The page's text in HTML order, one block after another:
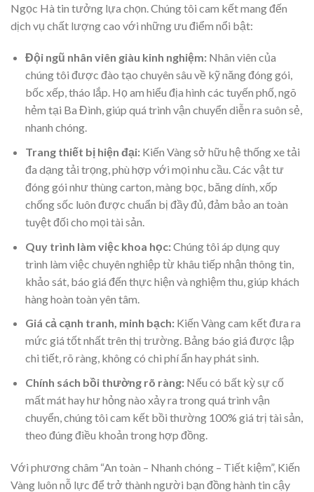
Ngọc Hà tin tưởng lựa chọn. Chúng tôi cam kết mang đến
dịch vụ chất lượng cao với những ưu điểm nổi bật:
Đội ngũ nhân viên giàu kinh nghiệm:Nhân viên của
chúng tôi được đào tạo chuyên sâu về kỹ năng đóng gói,
bốc xếp, tháo lắp. Họ am hiểu địa hình các tuyến phố, ngõ
hẻm tại Ba Đình, giúp quá trình vận chuyển diễn ra suôn sẻ,
nhanh chóng.
Trang thiết bị hiện đại:Kiến Vàng sở hữu hệ thống xe tải
đa dạng tải trọng, phù hợp với mọi nhu cầu. Các vật tư
đóng gói như thùng carton, màng bọc, băng dính, xốp
chống sốc luôn được chuẩn bị đầy đủ, đảm bảo an toàn
tuyệt đối cho mọi tài sản.
Quy trình làm việc khoa học:Chúng tôi áp dụng quy
trình làm việc chuyên nghiệp từ khâu tiếp nhận thông tin,
khảo sát, báo giá đến thực hiện và nghiệm thu, giúp khách
hàng hoàn toàn yên tâm.
Giá cả cạnh tranh, minh bạch:Kiến Vàng cam kết đưa ra
mức giá tốt nhất trên thị trường. Bảng báo giá được lập
chi tiết, rõ ràng, không có chi phí ẩn hay phát sinh.
Chính sách bồi thường rõ ràng:Nếu có bất kỳ sự cố
mất mát hay hư hỏng nào xảy ra trong quá trình vận
chuyển, chúng tôi cam kết bồi thường 100% giá trị tài sản,
theo đúng điều khoản trong hợp đồng.
Với phương châm “An toàn – Nhanh chóng – Tiết kiệm”, Kiến
Vàng luôn nỗ lực để trở thành người bạn đồng hành tin cậy